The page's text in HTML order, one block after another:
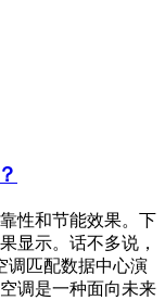
性和节能效果。下
显示。话不多说，
调匹配数据中心演
调是一种面向未来